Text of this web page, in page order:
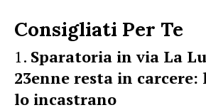
Consigliati Per Te
Sparatoria in via La
23enne resta in
lo incastrano